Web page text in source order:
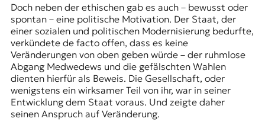
Doch neben der ethischen gab es auch – bewusst oder
spontan – eine politische Motivation. Der Staat, der
einer sozialen und politischen Modernisierung bedurfte,
verkündete de facto offen, dass es keine
Veränderungen von oben geben würde – der ruhmlose
Abgang Medwedews und die gefälschten Wahlen
dienten hierfür als Beweis. Die Gesellschaft, oder
wenigstens ein wirksamer Teil von ihr, war in seiner
Entwicklung dem Staat voraus. Und zeigte daher
seinen Anspruch auf Veränderung.